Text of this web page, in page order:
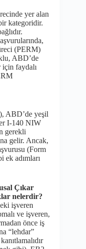
yer alan
kategoridir.
(PERM)
ABD’de
için faydalı
ABD’de yeşil
I-140 NIW
gerekli
gelir. Ancak,
(Form
adımları
Çıkar
nelerdir?
işveren
ve işveren,
önce iş
“lehdar”